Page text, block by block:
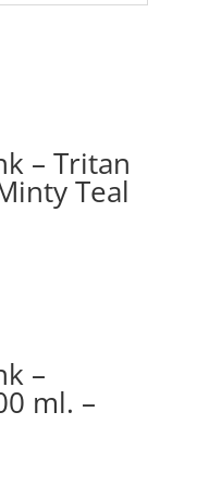
– Tritan
Teal
–
ml. –